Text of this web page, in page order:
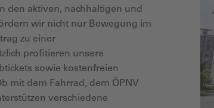
den aktiven, nachhaltigen und
wir nicht nur Bewegung im
zu einer
profitieren unsere
sowie kostenfreien
mit dem Fahrrad, dem ÖPNV
verschiedene